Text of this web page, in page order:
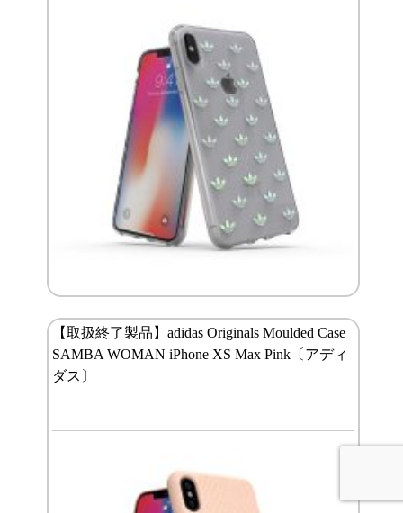
【取扱終了製品】adidas Originals Moulded Case
SAMBA WOMAN iPhone XS Max Pink〔アディ
ダス〕